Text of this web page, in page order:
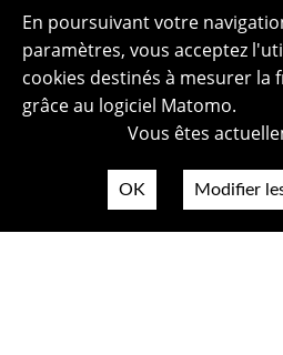
En poursuivant votre
paramètres, vous acceptez
cookies destinés à mesurer
grâce au logiciel Matomo.
Vous êtes
OK Modifier